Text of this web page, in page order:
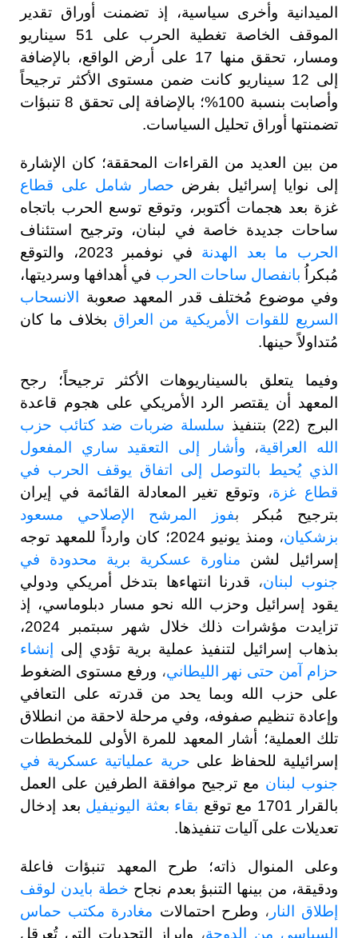
الميدانية وأخرى سياسية، إذ تضمنت أوراق تقدير
الموقف الخاصة تغطية الحرب على 51 سيناريو
ومسار، تحقق منها 17 على أرض الواقع، بالإضافة
إلى 12 سيناريو كانت ضمن مستوى الأكثر ترجيحاً
وأصابت بنسبة 100%؛ بالإضافة إلى تحقق 8 تنبؤات
تضمنتها أوراق تحليل السياسات.
من بين العديد من القراءات المحققة؛ كان الإشارة
إلى نوايا إسرائيل بفرض حصار شامل على قطاع
غزة بعد هجمات أكتوبر، وتوقع توسع الحرب باتجاه
ساحات جديدة خاصة في لبنان، وترجيح استئناف
الحرب ما بعد الهدنة
في نوفمبر 2023، والتوقع
مُبكراُ
بانفصال ساحات الحرب في أهدافها وسرديتها،
وفي موضوع مُختلف قدر المعهد صعوبة الانسحاب
السريع للقوات الأمريكية من العراق بخلاف ما كان
مُتداولاً حينها.
وفيما يتعلق بالسيناريوهات الأكثر ترجيحاً؛ رجح
المعهد أن يقتصر الرد الأمريكي على هجوم قاعدة
البرج (22) بتنفيذ
سلسلة ضربات ضد كتائب حزب
الله العراقية، وأشار إلى التعقيد ساري المفعول
الذي يُحيط بالتوصل إلى اتفاق يوقف الحرب في
قطاع غزة، وتوقع تغير المعادلة القائمة في إيران
بترجيح مُبكر
بفوز المرشح الإصلاحي مسعود
بزشكيان،
ومنذ يونيو 2024؛ كان وارداً للمعهد توجه
إسرائيل لشن مناورة عسكرية برية محدودة في
جنوب لبنان، قدرنا انتهاءها بتدخل أمريكي ودولي
يقود إسرائيل وحزب الله نحو مسار دبلوماسي، إذ
تزايدت مؤشرات ذلك خلال شهر سبتمبر 2024،
بذهاب إسرائيل لتنفيذ عملية برية تؤدي إلى إنشاء
حزام آمن حتى نهر الليطاني، ورفع مستوى الضغوط
على حزب الله وبما يحد من قدرته على التعافي
وإعادة تنظيم صفوفه، وفي مرحلة لاحقة من انطلاق
تلك العملية؛ أشار المعهد للمرة الأولى للمخططات
إسرائيلية للحفاظ على حرية عملياتية عسكرية في
جنوب لبنان مع ترجيح موافقة الطرفين على العمل
بالقرار 1701 مع توقع
بقاء بعثة اليونيفيل بعد إدخال
تعديلات على آليات تنفيذها.
وعلى المنوال ذاته؛ طرح المعهد تنبؤات فاعلة
ودقيقة، من بينها التنبؤ بعدم نجاح خطة بايدن لوقف
إطلاق النار ، وطرح احتمالات مغادرة مكتب حماس
السياسي من الدوحة، وإبراز التحديات التي تُعرقل